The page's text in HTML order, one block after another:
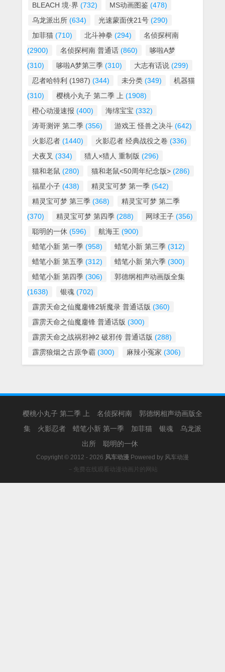
BLEACH 境·界 (732) MS动画图鉴 (478)
乌龙派出所 (634) 光速蒙面侠21号 (290)
加菲猫 (710) 北斗神拳 (294)
名侦探柯南
(2900)
名侦探柯南 普通话 (860)
哆啦A梦
(310)
哆啦A梦第三季 (310) 大志有话说 (299)
忍者哈特利 (1987) (344) 未分类 (349)
机器猫
(310)
樱桃小丸子 第二季 上 (1908)
橙心动漫速报 (400) 海绵宝宝 (332)
涛哥测评 第二季 (356) 游戏王 怪兽之决斗 (642)
火影忍者 (1440) 火影忍者 经典战役之卷 (336)
犬夜叉 (334) 猎人×猎人 重制版 (296)
猫和老鼠 (280) 猫和老鼠<50周年纪念版> (286)
福星小子 (438) 精灵宝可梦 第一季 (542)
精灵宝可梦 第三季 (368)
精灵宝可梦 第二季
(370)
精灵宝可梦 第四季 (288) 网球王子 (356)
聪明的一休 (596) 航海王 (900)
蜡笔小新 第一季 (958) 蜡笔小新 第三季 (312)
蜡笔小新 第五季 (312) 蜡笔小新 第六季 (300)
蜡笔小新 第四季 (306)
郭德纲相声动画版全集
(1638)
银魂 (702)
霹雳天命之仙魔鏖锋2斩魔录 普通话版 (360)
霹雳天命之仙魔鏖锋 普通话版 (300)
霹雳天命之战祸邪神2 破邪传 普通话版 (288)
霹雳狼烟之古原争霸 (300) 麻辣小冤家 (306)
樱桃小丸子 第二季 上 名侦探柯南
郭德纲相声动画版全
集
火影忍者 蜡笔小新 第一季 加菲猫 银魂
乌龙派
出所
聪明的一休
Copyright © 2012 - 2026 风车动漫 Powered by 风车动漫
－免费在线观看动漫动画片的网站